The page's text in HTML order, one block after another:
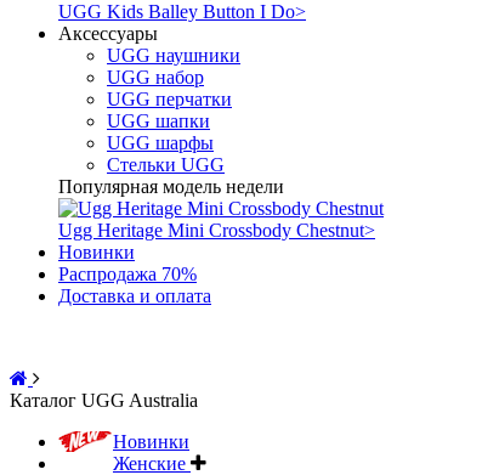
UGG Kids Balley Button I Do>
Аксессуары
UGG наушники
UGG набор
UGG перчатки
UGG шапки
UGG шарфы
Стельки UGG
Популярная модель недели
Ugg Heritage Mini Crossbody Chestnut>
Новинки
Распродажа 70%
Доставка и оплата
Каталог UGG Australia
Новинки
Женские